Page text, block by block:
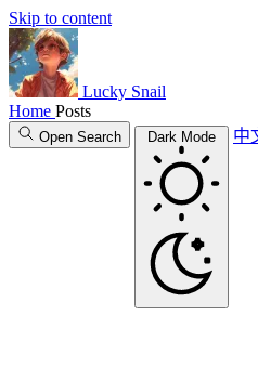
Skip to content
Lucky Snail
Home Posts
Open Search Dark Mode 中